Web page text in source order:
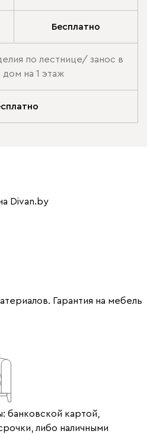
Бесплатно
по лестнице/ занос в
дом на 1 этаж
Divan.by
Гарантия на мебель
банковской картой,
либо наличными